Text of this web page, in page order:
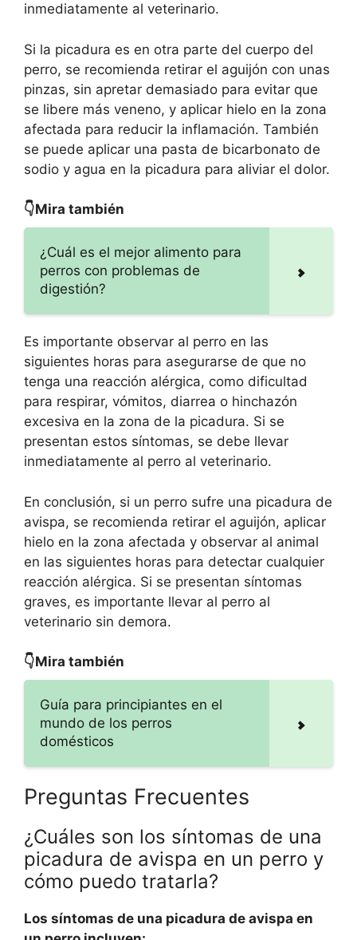
inmediatamente al veterinario.
Si la picadura es en otra parte del cuerpo del
perro, se recomienda retirar el aguijón con unas
pinzas, sin apretar demasiado para evitar que
se libere más veneno, y aplicar hielo en la zona
afectada para reducir la inflamación. También
se puede aplicar una pasta de bicarbonato de
sodio y agua en la picadura para aliviar el dolor.
👇Mira también
¿Cuál es el mejor alimento para
perros con problemas de
digestión?
Es importante observar al perro en las
siguientes horas para asegurarse de que no
tenga una reacción alérgica, como dificultad
para respirar, vómitos, diarrea o hinchazón
excesiva en la zona de la picadura. Si se
presentan estos síntomas, se debe llevar
inmediatamente al perro al veterinario.
En conclusión, si un perro sufre una picadura de
avispa, se recomienda retirar el aguijón, aplicar
hielo en la zona afectada y observar al animal
en las siguientes horas para detectar cualquier
reacción alérgica. Si se presentan síntomas
graves, es importante llevar al perro al
veterinario sin demora.
👇Mira también
Guía para principiantes en el
mundo de los perros
domésticos
Preguntas Frecuentes
¿Cuáles son los síntomas de una
picadura de avispa en un perro y
cómo puedo tratarla?
Los síntomas de una picadura de avispa en